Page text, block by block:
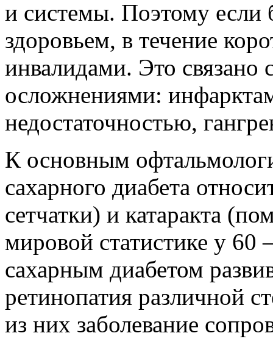
и системы. Поэтому если
здоровьем, в течение
инвалидами. Это
осложнениями:
недостаточностью,
К основным
сахарного диабета
сетчатки) и катаракта
мировой статистике у
сахарным диабетом
ретинопатия различной
из них заболевание